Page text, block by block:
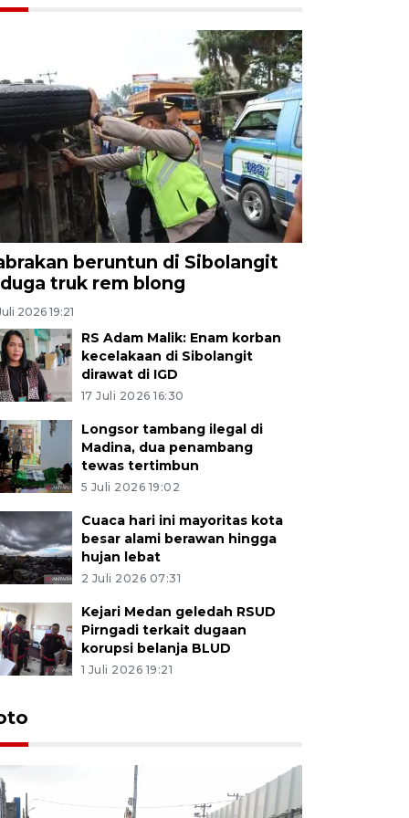
beruntun di Sibolangit
truk rem blong
2026 19:21
RS Adam Malik: Enam korban
kecelakaan di Sibolangit
dirawat di IGD
17 Juli 2026 16:30
Longsor tambang ilegal di
Madina, dua penambang
tewas tertimbun
5 Juli 2026 19:02
Cuaca hari ini mayoritas kota
besar alami berawan hingga
hujan lebat
2 Juli 2026 07:31
Kejari Medan geledah RSUD
Pirngadi terkait dugaan
korupsi belanja BLUD
1 Juli 2026 19:21